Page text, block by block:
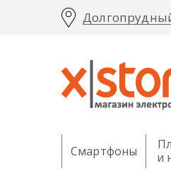
Смартфоны
и